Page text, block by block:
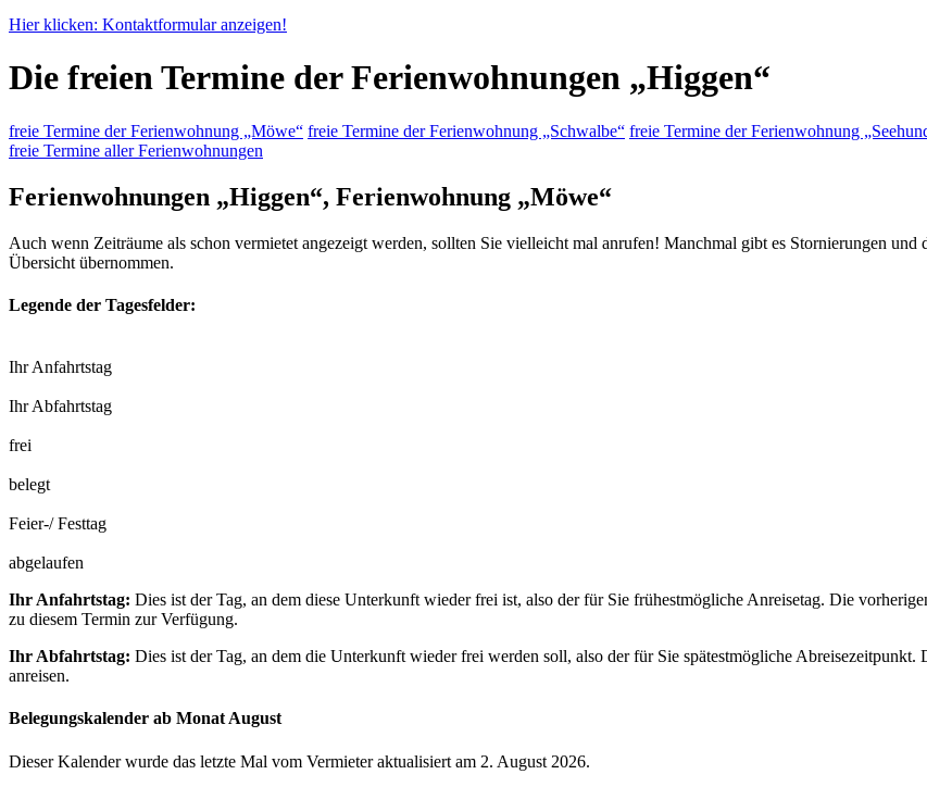
Hier klicken: Kontaktformular anzeigen!
Die freien Termine der Ferienwohnungen „Higgen“
freie Termine der Ferienwohnung „Möwe“ freie Termine der Ferienwohnung „Schwalbe“ freie Termine der Ferienwohnung
freie Termine aller Ferienwohnungen
Ferienwohnungen „Higgen“, Ferienwohnung „Möwe“
Auch wenn Zeiträume als schon vermietet angezeigt werden, sollten Sie vielleicht mal anrufen! Manchmal gibt es Stornierungen
Übersicht übernommen.
Legende der Tagesfelder:
Ihr Anfahrtstag
Ihr Abfahrtstag
frei
belegt
Feier-/ Festtag
abgelaufen
Ihr Anfahrtstag: Dies ist der Tag, an dem diese Unterkunft wieder frei ist, also der für Sie frühestmögliche Anreisetag. Die
zu diesem Termin zur Verfügung.
Ihr Abfahrtstag: Dies ist der Tag, an dem die Unterkunft wieder frei werden soll, also der für Sie spätestmögliche Abreisezeitpunkt.
anreisen.
Belegungskalender ab Monat August
Dieser Kalender wurde das letzte Mal vom Vermieter aktualisiert am 2. August 2026.